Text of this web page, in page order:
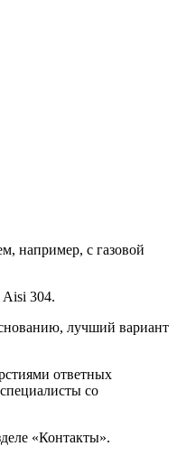
например, с газовой
304.
лучший вариант
ответных
со
«Контакты».